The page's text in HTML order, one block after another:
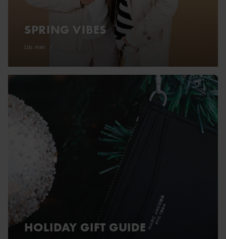
SPRING VIBES
Läs mer
HOLIDAY GIFT GUIDE